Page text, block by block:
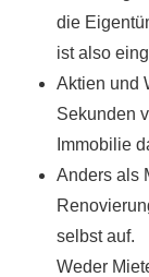
die
ist also
Aktien und
Sekunden
Immobilie
Anders als
selbst auf.
Weder